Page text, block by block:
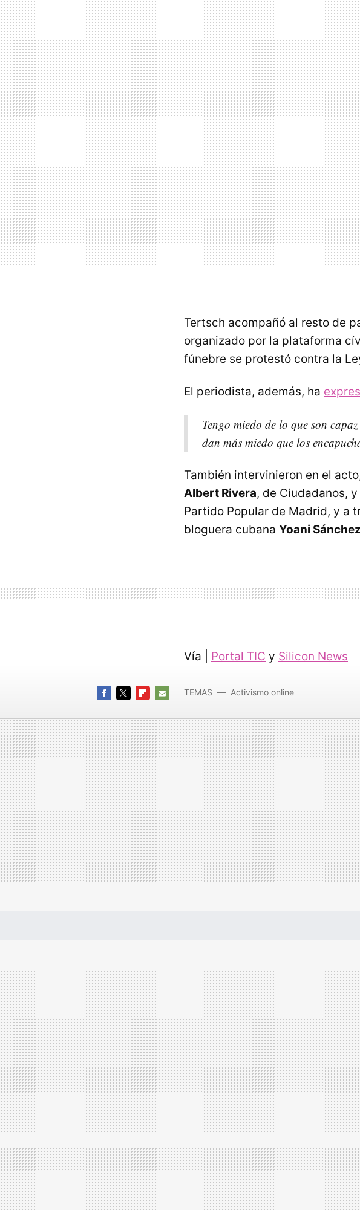
Tertsch acompañó al resto de
organizado por la plataforma
fúnebre se protestó contra la
El periodista, además, ha
Tengo miedo de lo que son
dan más miedo que los
También intervinieron en el
Albert Rivera, de Ciudadanos, y
Partido Popular de Madrid, y a
bloguera cubana Yoani Sánchez
Vía | Portal TIC y Silicon News
MAIL
TEMAS Activismo online